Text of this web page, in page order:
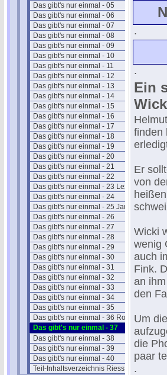
Das gibt's nur einmal - 05
Das gibt's nur einmal - 06
Das gibt's nur einmal - 07
Das gibt's nur einmal - 08
Das gibt's nur einmal - 09
Das gibt's nur einmal - 10
Das gibt's nur einmal - 11
Das gibt's nur einmal - 12
Das gibt's nur einmal - 13
Das gibt's nur einmal - 14
Das gibt's nur einmal - 15
Das gibt's nur einmal - 16
Das gibt's nur einmal - 17
Das gibt's nur einmal - 18
Das gibt's nur einmal - 19
Das gibt's nur einmal - 20
Das gibt's nur einmal - 21
Das gibt's nur einmal - 22
Das gibt's nur einmal - 23 Lex-Ufa
Das gibt's nur einmal - 24
Das gibt's nur einmal - 25 Jannings
Das gibt's nur einmal - 26
Das gibt's nur einmal - 27
Das gibt's nur einmal - 28
Das gibt's nur einmal - 29
Das gibt's nur einmal - 30
Das gibt's nur einmal - 31
Das gibt's nur einmal - 32
Das gibt's nur einmal - 33
Das gibt's nur einmal - 34
Das gibt's nur einmal - 35
Das gibt's nur einmal - 36 Romi
Das gibt's nur einmal - 37
Das gibt's nur einmal - 38
Das gibt's nur einmal - 39
Das gibt's nur einmal - 40
Teil-Inhaltsverzeichnis Riess II
.
.
Ein
finden
Er
von
Wicki
wenig
auch
Fink.
an
den
Um
die
paar
.